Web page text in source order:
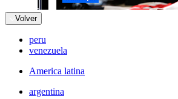
Volver
peru
venezuela
America latina
argentina